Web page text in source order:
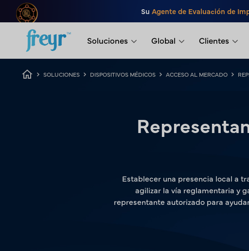
Saltar al contenido principal
Su Agente de Evaluación de
Soluciones Global Clientes
Ruta de navegación
SOLUCIONES DISPOSITIVOS MÉDICOS ACCESO AL MERCADO
Establecer una presencia local a
agilizar la vía reglamentaria y
representante autorizado para